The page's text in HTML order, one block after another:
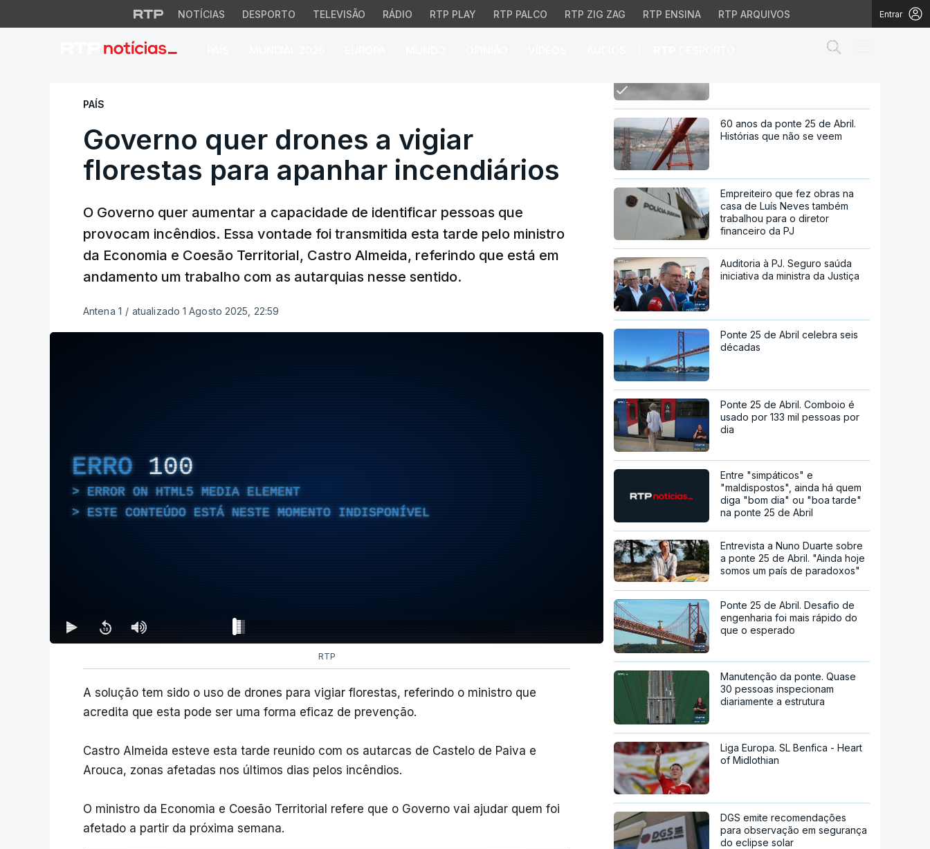
NOTÍCIAS DESPORTO TELEVISÃO RÁDIO RTP PLAY RTP PALCO RTP ZIG ZAG RTP ENSINA RTP ARQUIVOS Entrar
Governo quer drones a vigiar florestas para apanhar incendiários
PAÍS
Governo quer drones a vigiar
florestas para apanhar incendiários
O Governo quer aumentar a capacidade de identificar pessoas que
provocam incêndios. Essa vontade foi transmitida esta tarde pelo ministro
da Economia e Coesão Territorial, Castro Almeida, referindo que está em
andamento um trabalho com as autarquias nesse sentido.
Antena 1 / atualizado 1 Agosto 2025, 22:59
ERRO 100
ERROR ON HTML5 MEDIA ELEMENT
ESTE CONTEÚDO ESTÁ NESTE MOMENTO INDISPONÍVEL
RTP
A solução tem sido o uso de drones para vigiar florestas, referindo o ministro que
acredita que esta pode ser uma forma eficaz de prevenção.
Castro Almeida esteve esta tarde reunido com os autarcas de Castelo de Paiva e
Arouca, zonas afetadas nos últimos dias pelos incêndios.
O ministro da Economia e Coesão Territorial refere que o Governo vai ajudar quem foi
afetado a partir da próxima semana.
Governo quer drones a vigiar
60 anos da ponte 25 de Abril.
Histórias que não se veem
Empreiteiro que fez obras na
casa de Luís Neves também
trabalhou para o diretor
financeiro da PJ
Auditoria à PJ. Seguro saúda
iniciativa da ministra da Justiça
Ponte 25 de Abril celebra seis
décadas
Ponte 25 de Abril. Comboio é
usado por 133 mil pessoas por
dia
Entre "simpáticos" e
"maldispostos", ainda há quem
diga "bom dia" ou "boa tarde"
na ponte 25 de Abril
Entrevista a Nuno Duarte sobre
a ponte 25 de Abril. "Ainda hoje
somos um país de paradoxos"
Ponte 25 de Abril. Desafio de
engenharia foi mais rápido do
que o esperado
Manutenção da ponte. Quase
30 pessoas inspecionam
diariamente a estrutura
Liga Europa. SL Benfica - Heart
of Midlothian
DGS emite recomendações
para observação em segurança
do eclipse solar